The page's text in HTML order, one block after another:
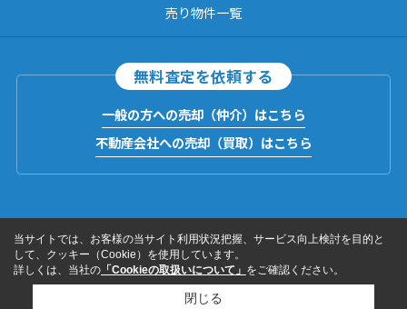
売り物件一覧
無料査定を依頼する
一般の方への売却（仲介）はこちら
不動産会社への売却（買取）はこちら
当サイトでは、お客様の当サイト利用状況把握、サービス向上検討を目的と
して、クッキー（Cookie）を使用しています。
詳しくは、当社の 「Cookieの取扱いについて」 をご確認ください。
閉じる